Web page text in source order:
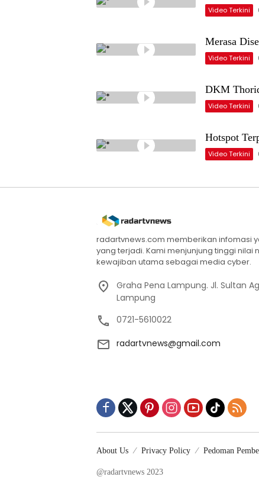
Video Terkini
Merasa
Video Terkini
DKM
Video Terkini
Hotspot
Video Terkini
radartvnews.com memberikan infomasi
yang terjadi. Kami menjunjung tinggi nilai
kewajiban utama sebagai media cyber.
Graha Pena Lampung. Jl. Sultan
Lampung
0721-5610022
radartvnews@gmail.com
About Us Privacy Policy Pedoman
@radartvnews 2023